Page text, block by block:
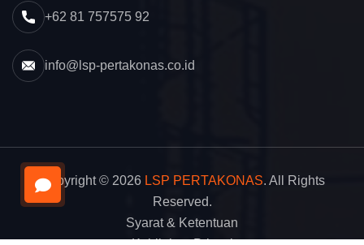
+62 81 757575 92
info@lsp-pertakonas.co.id
Copyright © 2026 LSP PERTAKONAS. All Rights
Reserved.
Syarat & Ketentuan